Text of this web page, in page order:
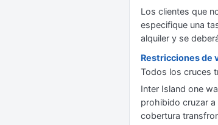
Los clientes que
especifique una
alquiler y se
Restricciones de
Todos los cruces
Inter Island one
prohibido cruzar a
cobertura